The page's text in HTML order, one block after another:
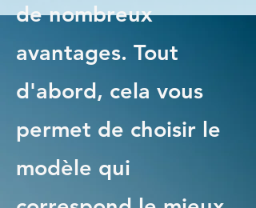
de nombreux
avantages. Tout
d'abord, cela vous
permet de choisir le
modèle qui